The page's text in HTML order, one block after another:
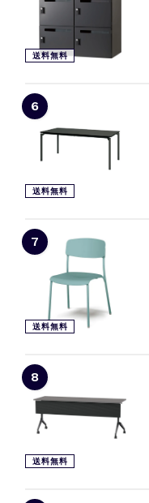
送料無料
6
送料無料
7
送料無料
8
送料無料